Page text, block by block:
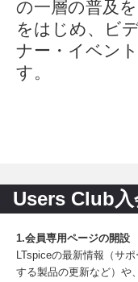
の一層の普及
をはじめ、ビ
ナー・イベン
す。
Users Club入
1.会員専用ページの開設
LTspiceの最新情報（サポ
する製品の更新など）や